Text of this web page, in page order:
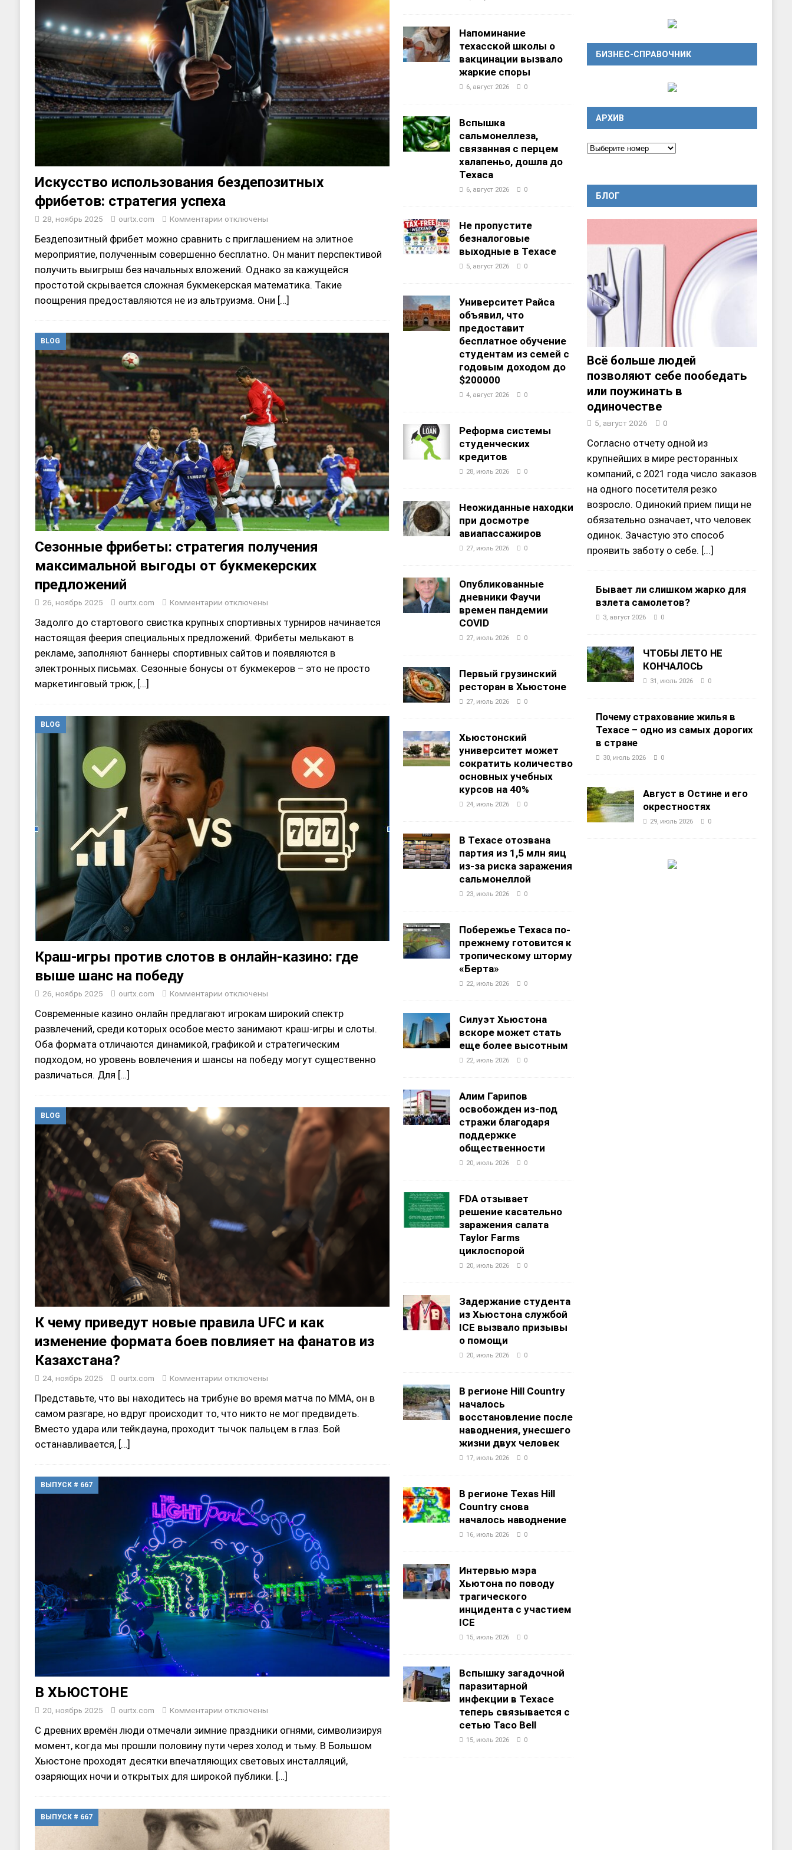
Искусство использования бездепозитных
фрибетов: стратегия успеха
28, ноябрь 2025 ourtx.com Комментарии отключены
Бездепозитный фрибет можно сравнить с приглашением на элитное
мероприятие, полученным совершенно бесплатно. Он манит перспективой
получить выигрыш без начальных вложений. Однако за кажущейся
простотой скрывается сложная букмекерская математика. Такие
поощрения предоставляются не из альтруизма. Они […]
BLOG
Сезонные фрибеты: стратегия получения
максимальной выгоды от букмекерских
предложений
26, ноябрь 2025 ourtx.com Комментарии отключены
Задолго до стартового свистка крупных спортивных турниров начинается
настоящая феерия специальных предложений. Фрибеты мелькают в
рекламе, заполняют баннеры спортивных сайтов и появляются в
электронных письмах. Сезонные бонусы от букмекеров – это не просто
маркетинговый трюк, […]
BLOG
Краш-игры против слотов в онлайн-казино: где
выше шанс на победу
26, ноябрь 2025 ourtx.com Комментарии отключены
Современные казино онлайн предлагают игрокам широкий спектр
развлечений, среди которых особое место занимают краш-игры и слоты.
Оба формата отличаются динамикой, графикой и стратегическим
подходом, но уровень вовлечения и шансы на победу могут существенно
различаться. Для […]
BLOG
К чему приведут новые правила UFC и как
изменение формата боев повлияет на фанатов из
Казахстана?
24, ноябрь 2025 ourtx.com Комментарии отключены
Представьте, что вы находитесь на трибуне во время матча по ММА, он в
самом разгаре, но вдруг происходит то, что никто не мог предвидеть.
Вместо удара или тейкдауна, проходит тычок пальцем в глаз. Бой
останавливается, […]
ВЫПУСК # 667
В ХЬЮСТОНЕ
20, ноябрь 2025 ourtx.com Комментарии отключены
С древних времён люди отмечали зимние праздники огнями, символизируя
момент, когда мы прошли половину пути через холод и тьму. В Большом
Хьюстоне проходят десятки впечатляющих световых инсталляций,
озаряющих ночи и открытых для широкой публики. […]
ВЫПУСК # 667
Напоминание
техасской школы о
вакцинации вызвало
жаркие споры
6, август 2026 0
Вспышка
сальмонеллеза,
связанная с перцем
халапеньо, дошла до
Техаса
6, август 2026 0
Не пропустите
безналоговые
выходные в Техасе
5, август 2026 0
Университет Райса
объявил, что
предоставит
бесплатное обучение
студентам из семей с
годовым доходом до
$200000
4, август 2026 0
Реформа системы
студенческих
кредитов
28, июль 2026 0
Неожиданные находки
при досмотре
авиапассажиров
27, июль 2026 0
Опубликованные
дневники Фаучи
времен пандемии
COVID
27, июль 2026 0
Первый грузинский
ресторан в Хьюстоне
27, июль 2026 0
Хьюстонский
университет может
сократить количество
основных учебных
курсов на 40%
24, июль 2026 0
В Техасе отозвана
партия из 1,5 млн яиц
из-за риска заражения
сальмонеллой
23, июль 2026 0
Побережье Техаса по-
прежнему готовится к
тропическому шторму
«Берта»
22, июль 2026 0
Силуэт Хьюстона
вскоре может стать
еще более высотным
22, июль 2026 0
Алим Гарипов
освобожден из-под
стражи благодаря
поддержке
общественности
20, июль 2026 0
FDA отзывает
решение касательно
заражения салата
Taylor Farms
циклоспорой
20, июль 2026 0
Задержание студента
из Хьюстона службой
ICE вызвало призывы
о помощи
20, июль 2026 0
В регионе Hill Country
началось
восстановление после
наводнения, унесшего
жизни двух человек
17, июль 2026 0
В регионе Texas Hill
Country снова
началось наводнение
16, июль 2026 0
Интервью мэра
Хьютона по поводу
трагического
инцидента с участием
ICE
15, июль 2026 0
Вспышку загадочной
паразитарной
инфекции в Техасе
теперь связывается с
сетью Taco Bell
15, июль 2026 0
БИЗНЕС-СПРАВОЧНИК
АРХИВ
БЛОГ
Всё больше людей
позволяют себе пообедать
или поужинать в
одиночестве
5, август 2026 0
Согласно отчету одной из
крупнейших в мире ресторанных
компаний, с 2021 года число заказов
на одного посетителя резко
возросло. Одинокий прием пищи не
обязательно означает, что человек
одинок. Зачастую это способ
проявить заботу о себе. [...]
Бывает ли слишком жарко для
взлета самолетов?
3, август 2026 0
ЧТОБЫ ЛЕТО НЕ
КОНЧАЛОСЬ
31, июль 2026 0
Почему страхование жилья в
Техасе – одно из самых дорогих
в стране
30, июль 2026 0
Август в Остине и его
окрестностях
29, июль 2026 0